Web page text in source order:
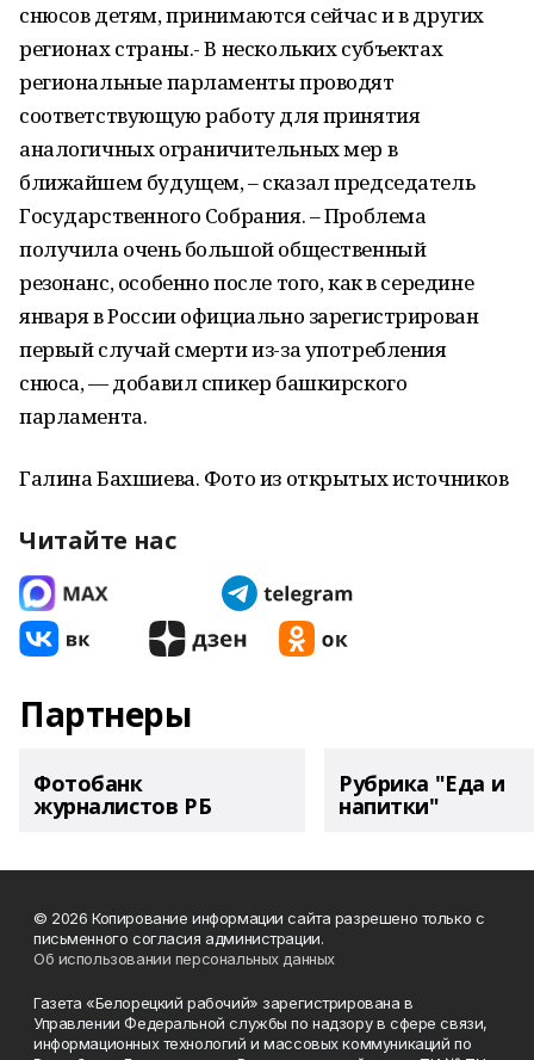
снюсов детям, принимаются сейчас и в других
регионах страны.- В нескольких субъектах
региональные парламенты проводят
соответствующую работу для принятия
аналогичных ограничительных мер в
ближайшем будущем, – сказал председатель
Государственного Собрания. – Проблема
получила очень большой общественный
резонанс, особенно после того, как в середине
января в России официально зарегистрирован
первый случай смерти из-за употребления
снюса, — добавил спикер башкирского
парламента.
Галина Бахшиева. Фото из открытых источников
Читайте нас
Партнеры
Фотобанк
журналистов РБ
Рубрика "Еда и
напитки"
© 2026 Копирование информации сайта разрешено только с
письменного согласия администрации.
Об использовании персональных данных
Газета «Белорецкий рабочий» зарегистрирована в
Управлении Федеральной службы по надзору в сфере связи,
информационных технологий и массовых коммуникаций по